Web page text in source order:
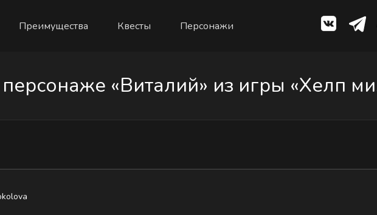
Преимущества Квесты Персонажи
«Виталий» из игры «Хелп